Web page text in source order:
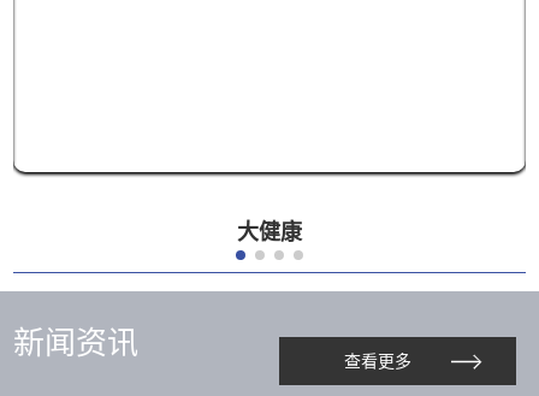
大健康
新闻资讯 查看更多